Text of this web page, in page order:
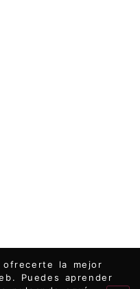
ofrecerte la mejor
Puedes aprender